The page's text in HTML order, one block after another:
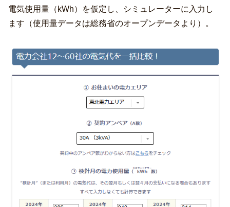
電気使用量（kWh）を仮定し、シミュレーターに入力し
ます（使用量データは総務省のオープンデータより）。